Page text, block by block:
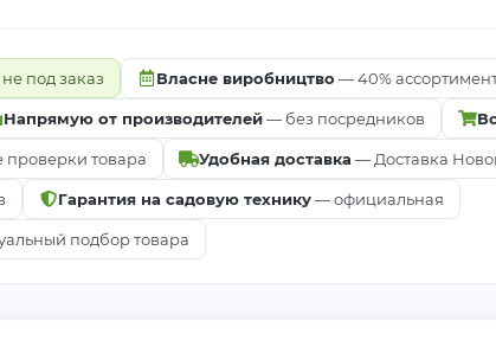
под заказ Власне виробництво — 40%
Напрямую от производителей— без посредников
проверки товара Удобная доставка — Доставка
Гарантия на садовую технику— официальная
подбор товара